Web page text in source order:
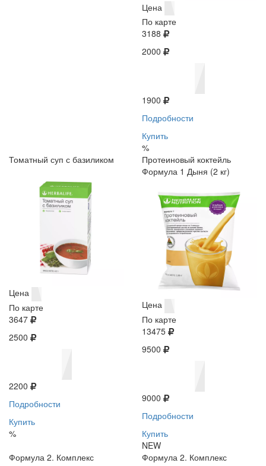
Цена
По карте
3188
2000
1900
Подробности
Купить
%
Томатный суп с базиликом
Цена
По карте
3647
2500
2200
Подробности
Купить
%
Протеиновый коктейль
Формула 1 Дыня (2 кг)
Цена
По карте
13475
9500
9000
Подробности
Купить
NEW
Формула 2. Комплекс
Формула 2. Комплекс